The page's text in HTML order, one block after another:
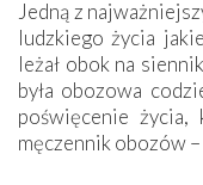
Jedną z
ludzkiego życia
leżał obok na
była obozowa
poświęcenie życia,
męczennik obozów